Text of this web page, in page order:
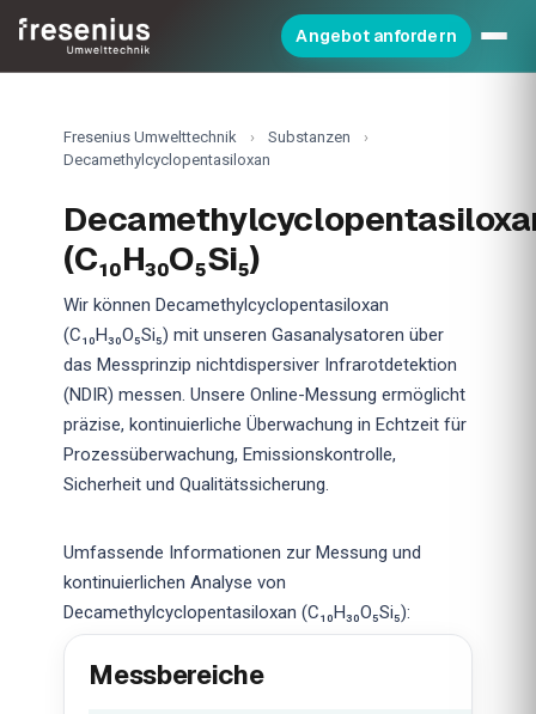
Angebot anfordern
Fresenius Umwelttechnik › Substanzen
›
Decamethylcyclopentasiloxan
(C₁₀H₃₀O₅Si₅)
Wir können Decamethylcyclopentasiloxan
(C₁₀H₃₀O₅Si₅) mit unseren Gasanalysatoren über
das Messprinzip nichtdispersiver Infrarotdetektion
(NDIR) messen. Unsere Online-Messung ermöglicht
präzise, kontinuierliche Überwachung in Echtzeit für
Prozessüberwachung, Emissionskontrolle,
Sicherheit und Qualitätssicherung.
Umfassende Informationen zur Messung und
kontinuierlichen Analyse von
Decamethylcyclopentasiloxan (C₁₀H₃₀O₅Si₅):
Messbereiche